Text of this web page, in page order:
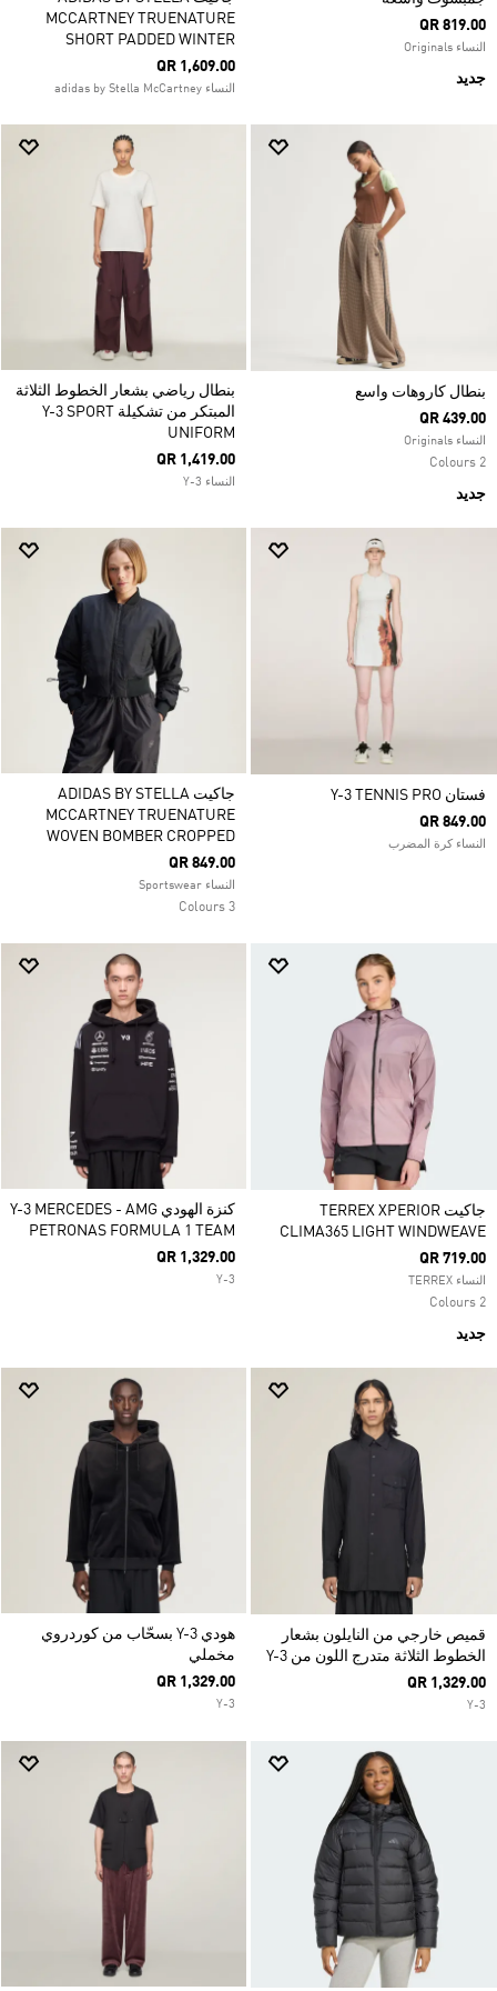
QR 819.00
النساء Originals
جديد
MCCARTNEY TRUENATURE
SHORT PADDED WINTER
QR 1,609.00
النساء adidas by Stella McCartney
بنطال كاروهات واسع
QR 439.00
النساء Originals
2 Colours
جديد
بنطال رياضي بشعار الخطوط الثلاثة
المبتكر من تشكيلة Y-3 SPORT
UNIFORM
QR 1,419.00
النساء Y-3
فستان Y-3 TENNIS PRO
QR 849.00
النساء كرة المضرب
جاكيت ADIDAS BY STELLA
MCCARTNEY TRUENATURE
WOVEN BOMBER CROPPED
QR 849.00
النساء Sportswear
3 Colours
جاكيت TERREX XPERIOR
CLIMA365 LIGHT WINDWEAVE
QR 719.00
النساء TERREX
2 Colours
جديد
كنزة الهودي Y-3 MERCEDES - AMG
PETRONAS FORMULA 1 TEAM
QR 1,329.00
Y-3
قميص خارجي من النايلون بشعار
الخطوط الثلاثة متدرج اللون من Y-3
QR 1,329.00
Y-3
هودي Y-3 بسحّاب من كوردروي
مخملي
QR 1,329.00
Y-3